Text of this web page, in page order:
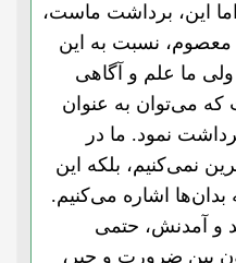
این، برداشت ماست،
نسبت به این
ما علم و آگاهی
که می‌توان به عنوان
نمود. ما در
نمی‌کنیم، بلکه این
بدان‌ها اشاره می‌کنیم.
و آمدنش، حتمی
بین ضرورت و جبر،